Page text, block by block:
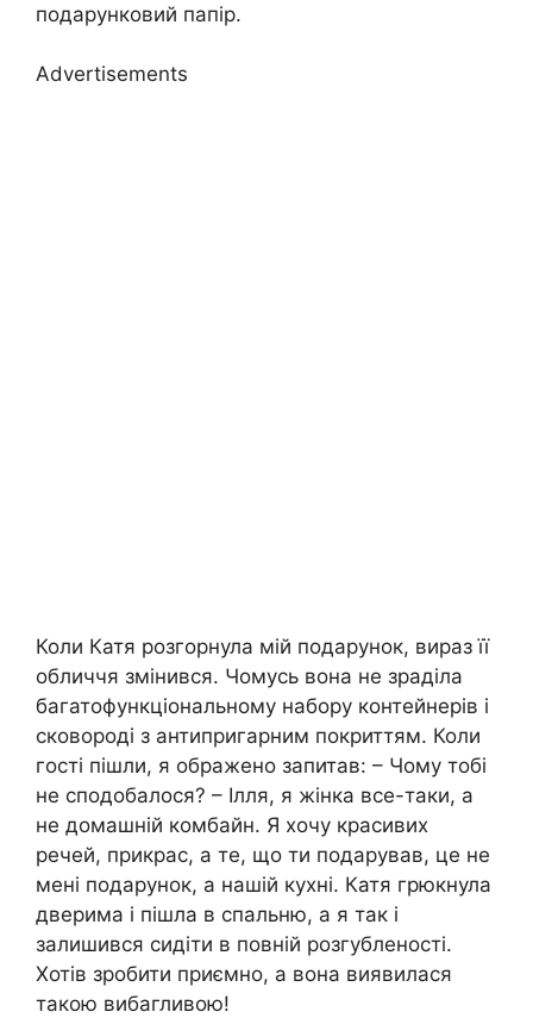
подарунковий папір.
Advertisements
Коли Катя розгорнула мій подарунок, вираз її
обличчя змінився. Чомусь вона не зраділа
багатофункціональному набору контейнерів і
сковороді з антипригарним покриттям. Коли
гості пішли, я ображено запитав: – Чому тобі
не сподобалося? – Ілля, я жінка все-таки, а
не домашній комбайн. Я хочу красивих
речей, прикрас, а те, що ти подарував, це не
мені подарунок, а нашій кухні. Катя грюкнула
дверима і пішла в спальню, а я так і
залишився сидіти в повній розгубленості.
Хотів зробити приємно, а вона виявилася
такою вибагливою!